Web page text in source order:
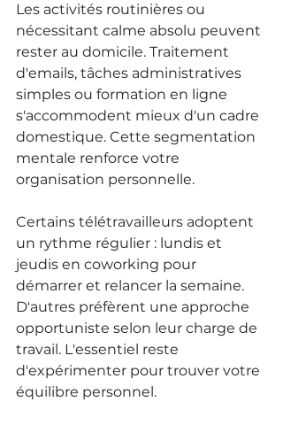
Les activités routinières ou
nécessitant calme absolu peuvent
rester au domicile. Traitement
d'emails, tâches administratives
simples ou formation en ligne
s'accommodent mieux d'un cadre
domestique. Cette segmentation
mentale renforce votre
organisation personnelle.
Certains télétravailleurs adoptent
un rythme régulier : lundis et
jeudis en coworking pour
démarrer et relancer la semaine.
D'autres préfèrent une approche
opportuniste selon leur charge de
travail. L'essentiel reste
d'expérimenter pour trouver votre
équilibre personnel.